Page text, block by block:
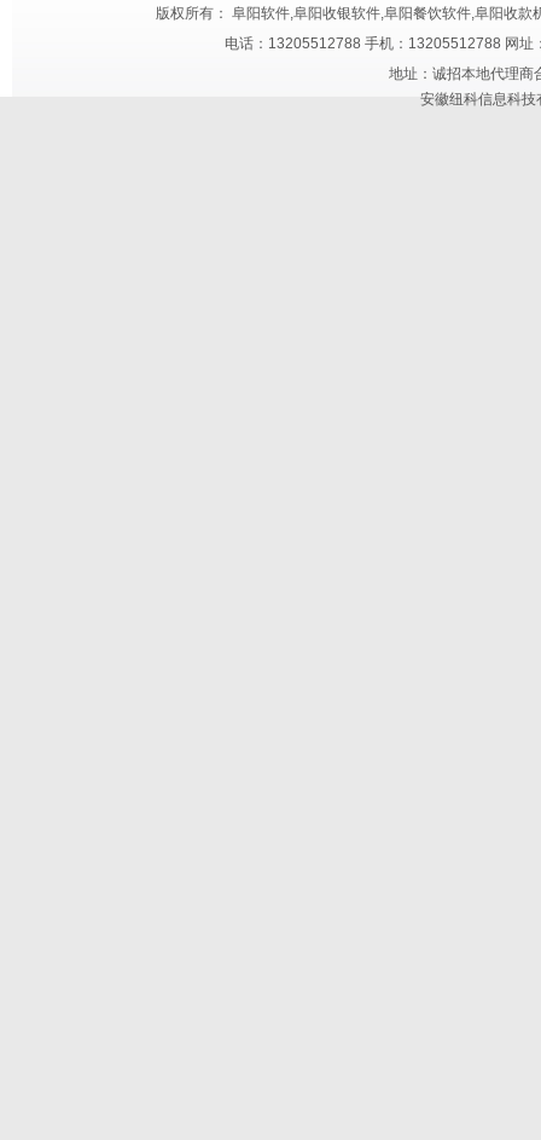
版权所有： 阜阳软件,阜阳收银软件,阜阳餐饮软件,阜阳收
电话：13205512788 手机：13205512788 网址
地址：诚招本地代理商
安徽纽科信息科